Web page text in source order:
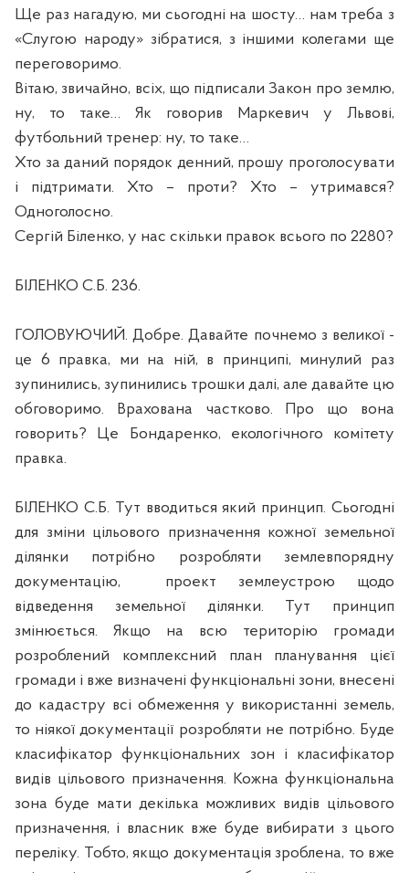
Ще раз нагадую, ми сьогодні на шосту… нам треба з
«Слугою народу» зібратися, з іншими колегами ще
переговоримо.
Вітаю, звичайно, всіх, що підписали Закон про землю,
ну, то таке… Як говорив Маркевич у Львові,
футбольний тренер: ну, то таке…
Хто за даний порядок денний, прошу проголосувати
і підтримати. Хто – проти? Хто – утримався?
Одноголосно.
Сергій Біленко, у нас скільки правок всього по 2280?
БІЛЕНКО С.Б. 236.
ГОЛОВУЮЧИЙ. Добре. Давайте почнемо з великої -
це 6 правка, ми на ній, в принципі, минулий раз
зупинились, зупинились трошки далі, але давайте цю
обговоримо. Врахована частково. Про що вона
говорить? Це Бондаренко, екологічного комітету
правка.
БІЛЕНКО С.Б. Тут вводиться який принцип. Сьогодні
для зміни цільового призначення кожної земельної
ділянки потрібно розробляти землевпорядну
документацію,
проект землеустрою щодо
відведення земельної ділянки. Тут принцип
змінюється. Якщо на всю територію громади
розроблений комплексний план планування цієї
громади і вже визначені функціональні зони, внесені
до кадастру всі обмеження у використанні земель,
то ніякої документації розробляти не потрібно. Буде
класифікатор функціональних зон і класифікатор
видів цільового призначення. Кожна функціональна
зона буде мати декілька можливих видів цільового
призначення, і власник вже буде вибирати з цього
переліку. Тобто, якщо документація зроблена, то вже